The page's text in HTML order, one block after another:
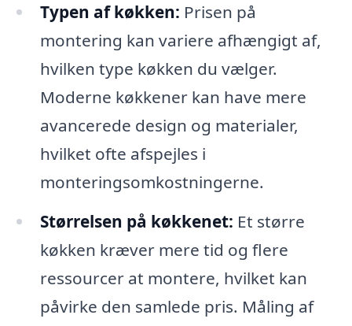
Typen af køkken: Prisen på
montering kan variere afhængigt af,
hvilken type køkken du vælger.
Moderne køkkener kan have mere
avancerede design og materialer,
hvilket ofte afspejles i
monteringsomkostningerne.
Størrelsen på køkkenet: Et større
køkken kræver mere tid og flere
ressourcer at montere, hvilket kan
påvirke den samlede pris. Måling af